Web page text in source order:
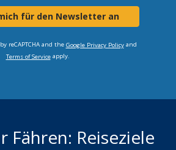
für den Newsletter an
reCAPTCHA and the Google Privacy Policyand
Terms of Serviceapply.
Fähren: Reiseziele